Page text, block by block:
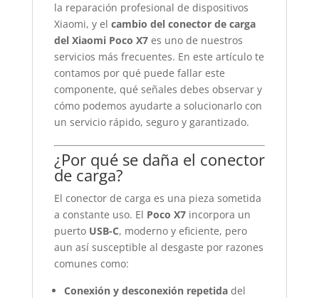
la reparación profesional de dispositivos
Xiaomi, y el cambio del conector de carga
del Xiaomi Poco X7es uno de nuestros
servicios más frecuentes. En este artículo te
contamos por qué puede fallar este
componente, qué señales debes observar y
cómo podemos ayudarte a solucionarlo con
un servicio rápido, seguro y garantizado.
¿Por qué se daña el conector
de carga?
El conector de carga es una pieza sometida
a constante uso. El Poco X7incorpora un
puerto USB-C, moderno y eficiente, pero
aun así susceptible al desgaste por razones
comunes como:
Conexión y desconexión repetidadel